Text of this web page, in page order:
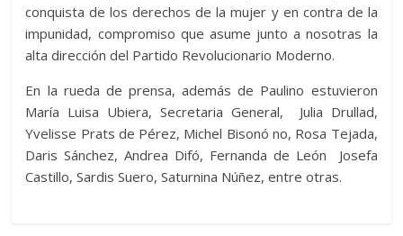
conquista de los derechos de la mujer y en contra de la
impunidad, compromiso que asume junto a nosotras la
alta dirección del Partido Revolucionario Moderno.
En la rueda de prensa, además de Paulino estuvieron
María Luisa Ubiera, Secretaria General, Julia Drullad,
Yvelisse Prats de Pérez, Michel Bisonó no, Rosa Tejada,
Daris Sánchez, Andrea Difó, Fernanda de León Josefa
Castillo, Sardis Suero, Saturnina Núñez, entre otras.